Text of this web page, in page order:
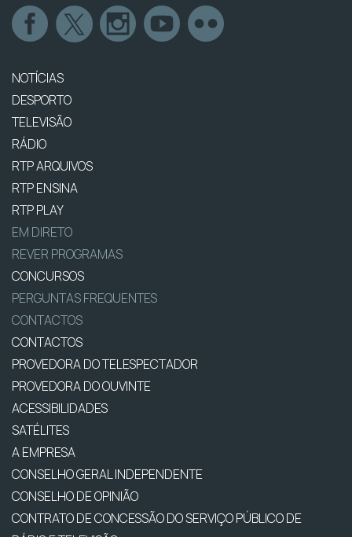
NOTÍCIAS
DESPORTO
TELEVISÃO
RÁDIO
RTP ARQUIVOS
RTP ENSINA
RTP PLAY
EM DIRETO
REVER PROGRAMAS
CONCURSOS
PERGUNTAS FREQUENTES
CONTACTOS
CONTACTOS
PROVEDORA DO TELESPECTADOR
PROVEDORA DO OUVINTE
ACESSIBILIDADES
SATÉLITES
A EMPRESA
CONSELHO GERAL INDEPENDENTE
CONSELHO DE OPINIÃO
CONTRATO DE CONCESSÃO DO SERVIÇO PÚBLICO DE